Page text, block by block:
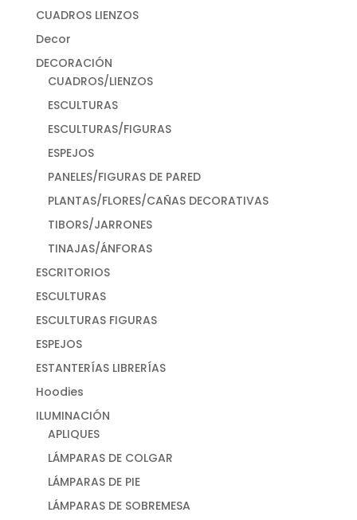
CUADROS LIENZOS
Decor
DECORACIÓN
CUADROS/LIENZOS
ESCULTURAS
ESCULTURAS/FIGURAS
ESPEJOS
PANELES/FIGURAS DE PARED
PLANTAS/FLORES/CAÑAS DECORATIVAS
TIBORS/JARRONES
TINAJAS/ÁNFORAS
ESCRITORIOS
ESCULTURAS
ESCULTURAS FIGURAS
ESPEJOS
ESTANTERÍAS LIBRERÍAS
Hoodies
ILUMINACIÓN
APLIQUES
LÁMPARAS DE COLGAR
LÁMPARAS DE PIE
LÁMPARAS DE SOBREMESA